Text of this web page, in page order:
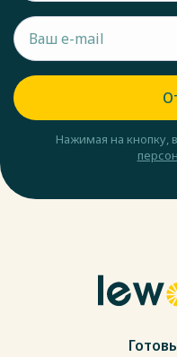
Нажимая на кнопку,